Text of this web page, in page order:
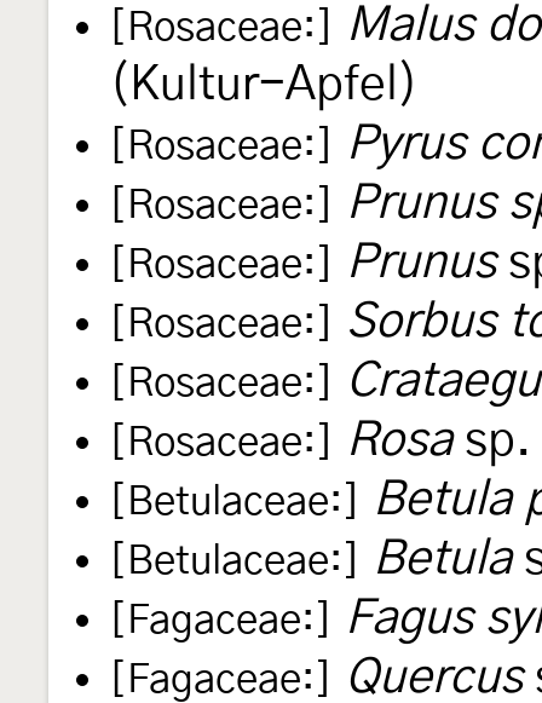
[Rosaceae:]
Malus
(Kultur-Apfel)
[Rosaceae:] Pyrus
[Rosaceae:] Prunus
[Rosaceae:] Prunus
[Rosaceae:] Sorbus
[Rosaceae:]
[Rosaceae:] Rosasp.
[Betulaceae:] Betula
[Betulaceae:] Betula
[Fagaceae:] Fagus
[Fagaceae:] Quercus